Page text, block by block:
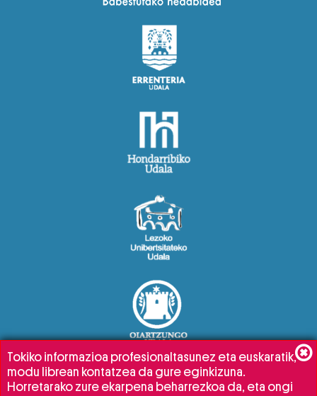
Tokiko informazioa profesionaltasunez eta euskaratik,
modu librean kontatzea da gure eginkizuna.
Horretarako zure ekarpena beharrezkoa da, eta ongi